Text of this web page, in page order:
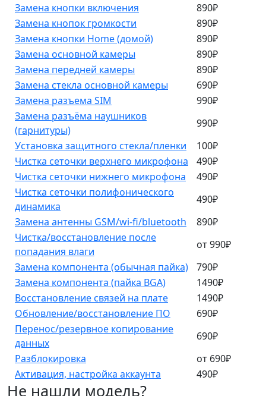
Замена кнопки включения
890₽
Замена кнопок громкости
890₽
Замена кнопки Home (домой)
890₽
Замена основной камеры
890₽
Замена передней камеры
890₽
Замена стекла основной камеры
690₽
Замена разъема SIM
990₽
Замена разъёма наушников
(гарнитуры)
990₽
Установка защитного стекла/пленки
100₽
Чистка сеточки верхнего микрофона
490₽
Чистка сеточки нижнего микрофона
490₽
Чистка сеточки полифонического
динамика
490₽
Замена антенны GSM/wi-fi/bluetooth
890₽
Чистка/восстановление после
попадания влаги
от 990₽
Замена компонента (обычная пайка)
790₽
Замена компонента (пайка BGA)
1490₽
Восстановление связей на плате
1490₽
Обновление/восстановление ПО
690₽
Перенос/резервное копирование
данных
690₽
Разблокировка
от 690₽
Активация, настройка аккаунта
490₽
Не нашли модель?